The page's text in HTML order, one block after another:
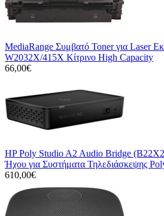
MediaRange Συμβατό Toner για Laser
W2032X/415X Κίτρινο High Capacity
66,00€
HP Poly Studio A2 Audio Bridge
Ήχου για Συστήματα Τηλεδιάσκεψης
610,00€